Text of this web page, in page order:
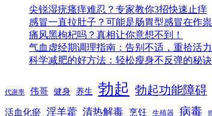
尖锐湿疣瘙痒难忍？专家教你3招快速止痒
感冒一直拉肚子？可能是肠胃型感冒在作祟
痛风黑枸杞吗？真相让你意想不到！
气血虚经期调理指南：告别不适，重拾活力
科学减肥的好方法：轻松瘦身不反弹的秘诀
代谢率 伟哥 健身 养生 勃起 勃起功能障碍
活血化瘀 淫羊藿 清热解毒 烹饪 生殖器 病毒